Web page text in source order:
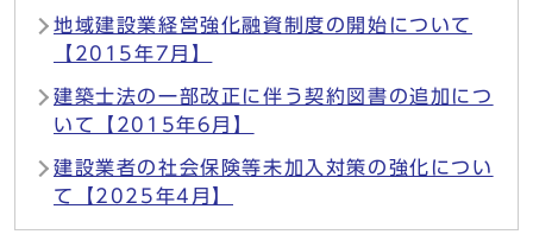
地域建設業経営強化融資制度の開始について
【2015年7月】
建築士法の一部改正に伴う契約図書の追加につ
いて【2015年6月】
建設業者の社会保険等未加入対策の強化につい
て【2025年4月】